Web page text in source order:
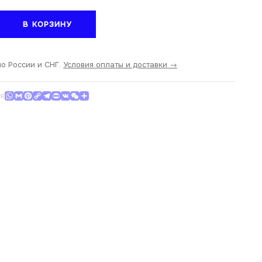
В КОРЗИНУ
России и СНГ. Условия оплаты и доставки →
WhatsApp
Gmail
Pinterest
Copy LinkTelegram
Print
VKWeChat